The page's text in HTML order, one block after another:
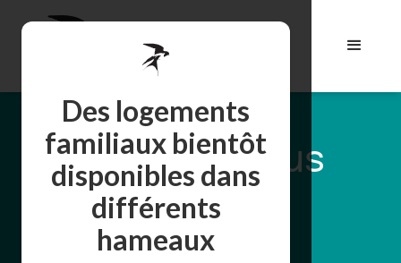
Des logements
familiaux bientôt
disponibles dans
différents
hameaux
AtticorA nous
héberge
en vidéo.